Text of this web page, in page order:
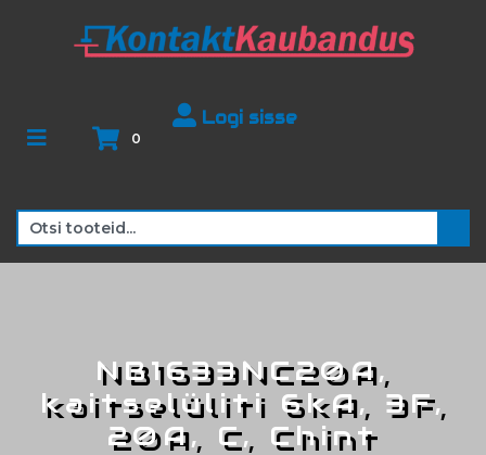
0
Logi sisse
NB1633NC20A,
kaitselüliti 6kA, 3F,
20A, C, Chint